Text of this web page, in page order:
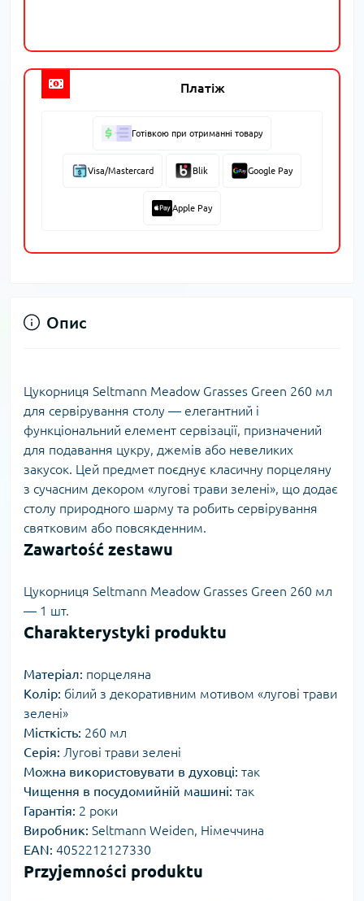
Платіж
Готівкою при отриманні товару
Visa/Mastercard Blik Google Pay
Apple Pay
Опис
Цукорниця Seltmann Meadow Grasses Green 260 мл
для сервірування столу — елегантний і
функціональний елемент сервізації, призначений
для подавання цукру, джемів або невеликих
закусок. Цей предмет поєднує класичну порцеляну
з сучасним декором «лугові трави зелені», що додає
столу природного шарму та робить сервірування
святковим або повсякденним.
Zawartość zestawu
Цукорниця Seltmann Meadow Grasses Green 260 мл
— 1 шт.
Charakterystyki produktu
Матеріал: порцеляна
Колір: білий з декоративним мотивом «лугові трави
зелені»
Місткість: 260 мл
Серія: Лугові трави зелені
Можна використовувати в духовці: так
Чищення в посудомийній машині: так
Гарантія: 2 роки
Виробник: Seltmann Weiden, Німеччина
EAN: 4052212127330
Przyjemności produktu